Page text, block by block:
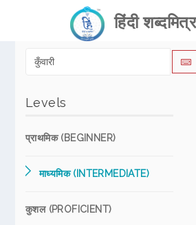
हिंदी शब्दमित्र
Levels
प्राथमिक (BEGINNER)
माध्यमिक (INTERMEDIATE)
कुशल (PROFICIENT)